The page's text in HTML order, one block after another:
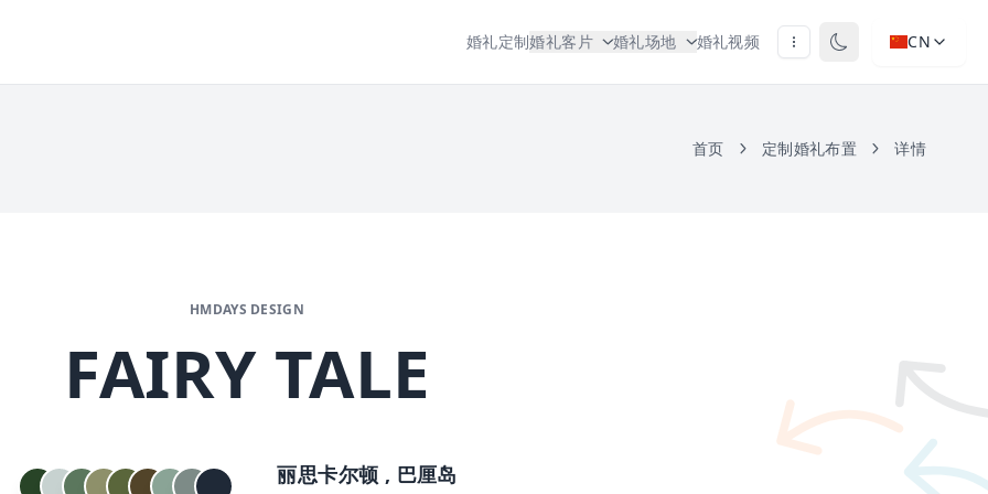
CN
婚礼定制婚礼客片 婚礼场地 婚礼视频
首页 定制婚礼布置 详情
HMDAYS DESIGN
FAIRY TALE
丽思卡尔顿 , 巴厘岛